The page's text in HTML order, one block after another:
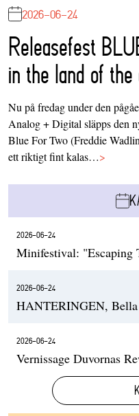
2026-06-24
Releasefest
in the land of the
Nu på fredag under den
Analog + Digital släpps den
Blue For Two (Freddie
ett riktigt fint kalas…>
2026-06-24
Minifestival: "Escaping
2026-06-24
HANTERINGEN,
2026-06-24
Vernissage Duvornas